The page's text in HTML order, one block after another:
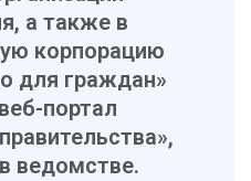
а также в
корпорацию
для граждан»
портал
ведомстве.